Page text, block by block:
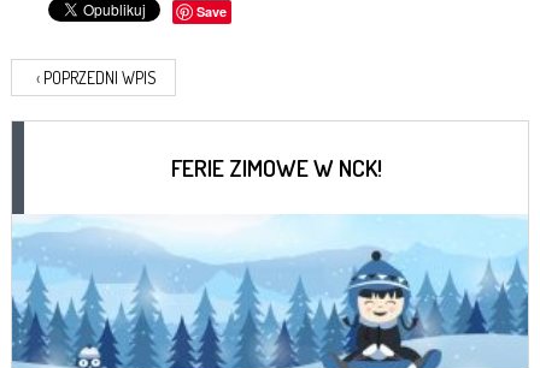
Save
‹ POPRZEDNI WPIS
FERIE ZIMOWE W NCK!